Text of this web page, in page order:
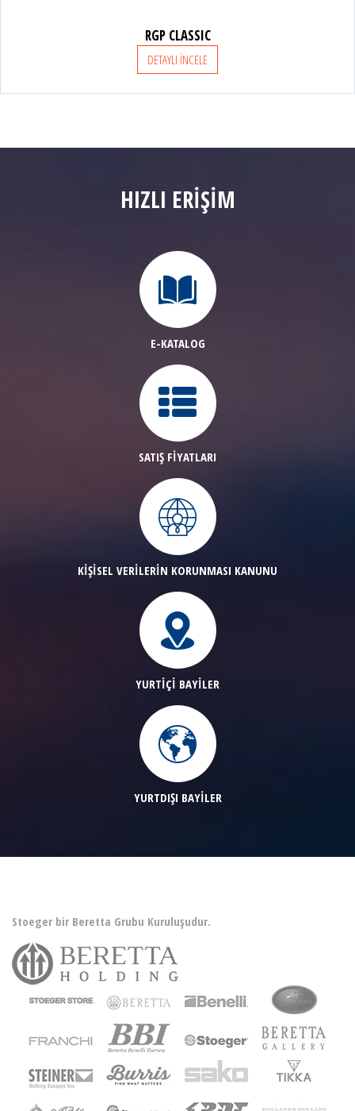
RGP CLASSIC
DETAYLI İNCELE
HIZLI ERİŞİM
E-KATALOG
SATIŞ FİYATLARI
KİŞİSEL VERİLERİN KORUNMASI KANUNU
YURTİÇİ BAYİLER
YURTDIŞI BAYİLER
Stoeger bir Beretta Grubu Kuruluşudur.